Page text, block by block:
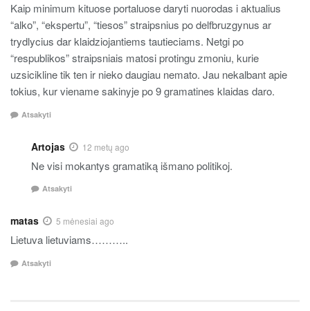
Kaip minimum kituose portaluose daryti nuorodas i aktualius
“alko”, “ekspertu”, “tiesos” straipsnius po delfbruzgynus ar
trydlycius dar klaidziojantiems tautieciams. Netgi po
“respublikos” straipsniais matosi protingu zmoniu, kurie
uzsicikline tik ten ir nieko daugiau nemato. Jau nekalbant apie
tokius, kur viename sakinyje po 9 gramatines klaidas daro.
Atsakyti
Artojas 12 metų ago
Ne visi mokantys gramatiką išmano politikoj.
Atsakyti
matas 5 mėnesiai ago
Lietuva lietuviams………..
Atsakyti